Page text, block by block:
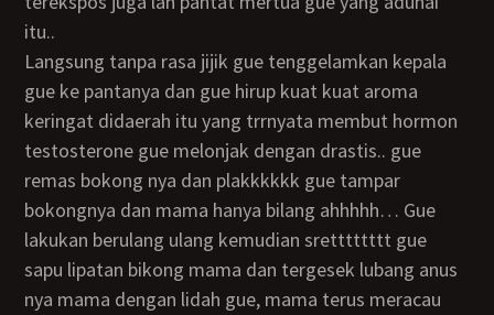
itu..
langsung tanpa rasa jijik gue tenggelamkan kepala
gue ke pantanya dan gue hirup kuat kuat aroma
keringat didaerah itu yang trrnyata membut hormon
testosterone gue melonjak dengan drastis.. gue
remas bokong nya dan plakkkkkk gue tampar
bokongnya dan mama hanya bilang ahhhhh… Gue
lakukan berulang ulang kemudian sretttttttt gue
sapu lipatan bikong mama dan tergesek lubang anus
nya mama dengan lidah gue, mama terus meracau